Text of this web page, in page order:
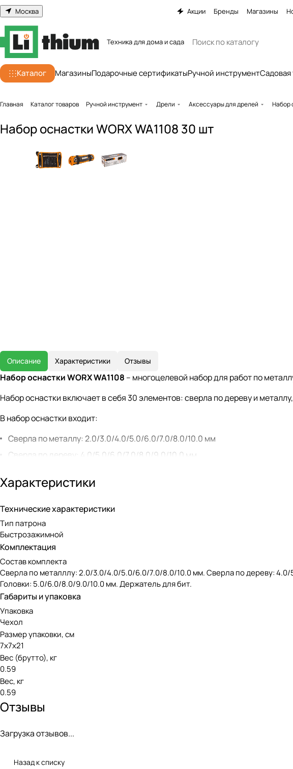
Москва Акции Бренды Магазины
Техника для дома и сада
Каталог МагазиныПодарочные сертификатыРучной инструментСадовая
Главная Каталог товаров Ручной инструмент Дрели Аксессуары для дрелей Набор
Набор оснастки WORX WA1108 30 шт
Описание Характеристики Отзывы
Набор оснастки WORX WA1108 – многоцелевой набор для работ по
Набор оснастки включает в себя 30 элементов: сверла по дереву и
В набор оснастки входит:
Сверла по металлу: 2.0/3.0/4.0/5.0/6.0/7.0/8.0/10.0 мм
Сверла по дереву: 4.0/5.0/6.0/7.0/8.0/9.0/10.0 мм
Биты крестовые: PH1; PH2; PH3
Головки: 5.0/6.0/8.0/9.0/10.0 мм
Держатель для бит
Сверла подходят только к быстрозажимному патрону.
Характеристики
Технические характеристики
Тип патрона
Быстрозажимной
Комплектация
Состав комплекта
Сверла по металллу: 2.0/3.0/4.0/5.0/6.0/7.0/8.0/10.0 мм. Сверла по дереву: 4.0/
Головки: 5.0/6.0/8.0/9.0/10.0 мм. Держатель для бит.
Габариты и упаковка
Упаковка
Чехол
Размер упаковки, см
7х7х21
Вес (брутто), кг
0.59
Вес, кг
0.59
Отзывы
Загрузка отзывов...
Назад к списку